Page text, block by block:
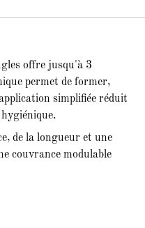
offre jusqu'à 3
permet de former,
simplifiée réduit
de la longueur et une
couvrance modulable